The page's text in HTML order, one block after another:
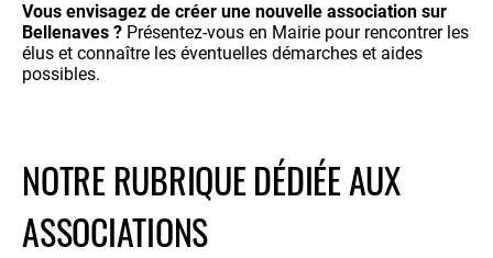
Vous envisagez de créer une nouvelle association sur
Bellenaves ? Présentez-vous en Mairie pour rencontrer les
élus et connaître les éventuelles démarches et aides
possibles.
NOTRE RUBRIQUE DÉDIÉE AUX
ASSOCIATIONS